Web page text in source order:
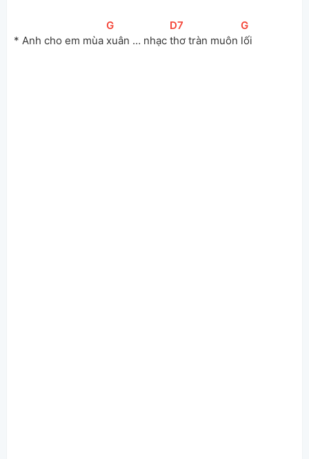
* Anh cho em mùa
[
G
xuân … nhạc
[D7
thơ tràn muôn
[
G
lối